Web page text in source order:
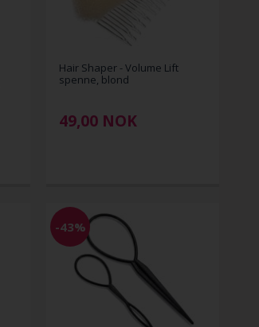
Hair Shaper - Volume Lift
spenne, blond
49,00 NOK
-43%